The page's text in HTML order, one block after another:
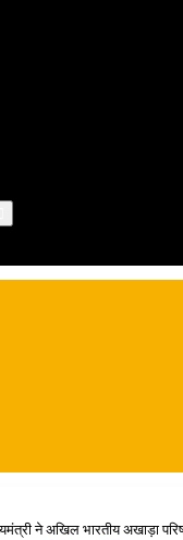
Search
ने अखिल भारतीय अखाड़ा